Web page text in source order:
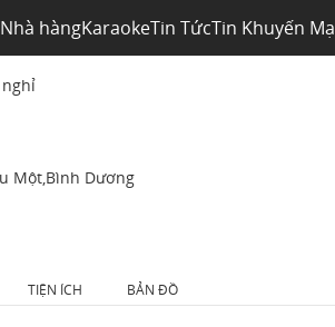
Nhà hàngKaraokeTin TứcTin Khuyến
nghỉ
Một,Bình Dương
TIỆN ÍCH BẢN ĐỒ